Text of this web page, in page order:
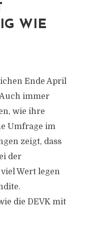
WIE
Ende April
immer
wie ihre
Umfrage im
zeigt, dass
der
Wert legen
die DEVK mit